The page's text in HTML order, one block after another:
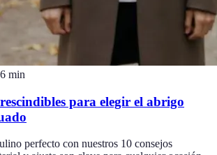
6 min
para elegir el abrigo
perfecto con nuestros 10 consejos